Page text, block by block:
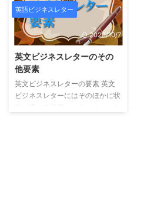
英語ビジネスレター
2020/10/7
英文ビジネスレターのその
他要素
英文ビジネスレターの要素 英文
ビジネスレターにはそのほかに状